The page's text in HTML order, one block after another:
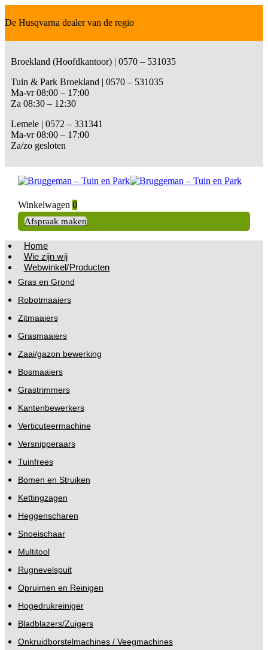
De Husqvarna dealer van de regio
Broekland (Hoofdkantoor) | 0570 – 531035
Tuin & Park Broekland | 0570 – 531035
Ma-vr 08:00 – 17:00
Za 08:30 – 12:30
Lemele | 0572 – 331341
Ma-vr 08:00 – 17:00
Za/zo gesloten
Winkelwagen 0
Afspraak maken
Home
Wie zijn wij
Webwinkel/Producten
Gras en Grond
Robotmaaiers
Zitmaaiers
Grasmaaiers
Zaai/gazon bewerking
Bosmaaiers
Grastrimmers
Kantenbewerkers
Verticuteermachine
Versnipperaars
Tuinfrees
Bomen en Struiken
Kettingzagen
Heggenscharen
Snoeischaar
Multitool
Rugnevelspuit
Opruimen en Reinigen
Hogedrukreiniger
Bladblazers/Zuigers
Onkruidborstelmachines / Veegmachines